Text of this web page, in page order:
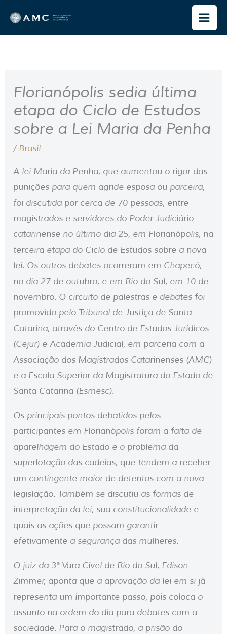
para
o
Florianópolis sedia última
etapa do Ciclo de Estudos
sobre a Lei Maria da Penha
/ Brasil
A lei Maria da Penha, que aumentou o rigor das
punições para quem agride esposa ou parceira,
foi discutida por cerca de 70 pessoas, entre
magistrados e servidores do Poder Judiciário
catarinense no último dia 25, em Florianópolis, na
terceira etapa do Ciclo de Estudos sobre a nova
lei. Os outros debates ocorreram em Chapecó,
no dia 27 de outubro, e em Rio do Sul, em 10 de
novembro. O circuito de palestras e debates foi
promovido pelo Tribunal de Justiça de Santa
Catarina, através do Centro de Estudos Jurídicos
(Cejur) e Academia Judicial, em parceria com a
Associação dos Magistrados Catarinenses (AMC)
e a Escola Superior da Magistratura do Estado de
Santa Catarina (Esmesc).
Os principais pontos debatidos pelos
participantes em Florianópolis foram a falta de
aparelhagem do Estado e o problema da
superlotação das cadeias, que tendem a receber
um contingente maior de detentos com a nova
legislação. Também se discutiu as formas de
interpretação da lei, sua constitucionalidade e
quais as ações que possam garantir
efetivamente a segurança das mulheres.
O juiz da 3ª Vara Cível de Rio do Sul, Edison
Zimmer, aponta que a aprovação da lei em si já
representa um importante passo, pois coloca o
assunto na ordem do dia para debates com a
sociedade. Para o magistrado, a prisão do